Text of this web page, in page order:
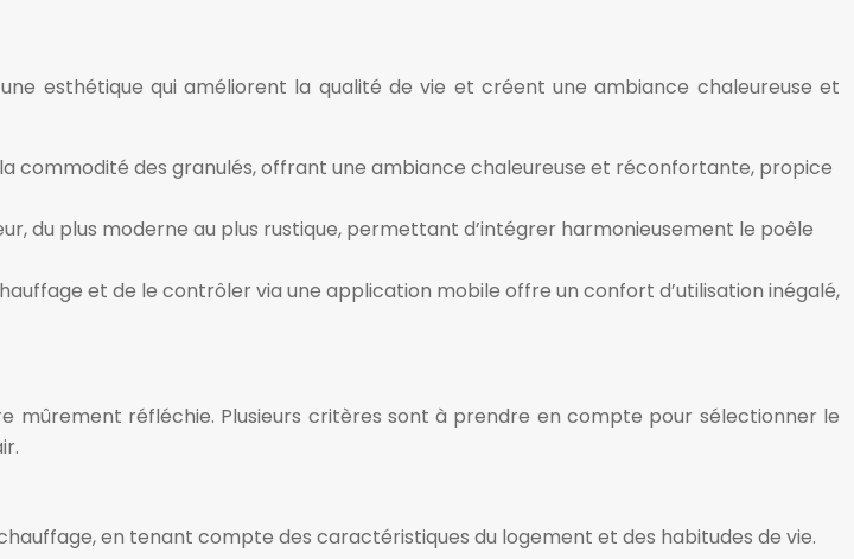
esthétique qui améliorent la qualité de vie et créent une ambiance chaleureuse et
commodité des granulés, offrant une ambiance chaleureuse et réconfortante, propice
du plus moderne au plus rustique, permettant d’intégrer harmonieusement le poêle
et de le contrôler via une application mobile offre un confort d’utilisation inégalé,
mûrement réfléchie. Plusieurs critères sont à prendre en compte pour sélectionner le
en tenant compte des caractéristiques du logement et des habitudes de vie.